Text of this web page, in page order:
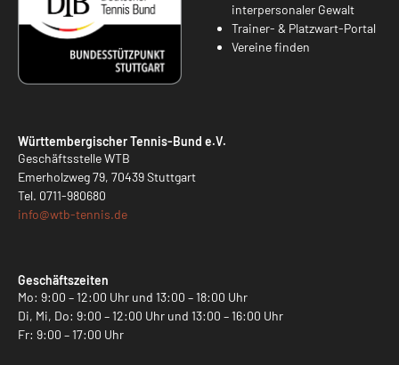
interpersonaler Gewalt
Trainer- & Platzwart-Portal
Vereine finden
Württembergischer Tennis-Bund e.V.
Geschäftsstelle WTB
Emerholzweg 79, 70439 Stuttgart
Tel. 0711-980680
info@wtb-tennis.de
Geschäftszeiten
Mo: 9:00 – 12:00 Uhr und 13:00 – 18:00 Uhr
Di, Mi, Do: 9:00 – 12:00 Uhr und 13:00 – 16:00 Uhr
Fr: 9:00 – 17:00 Uhr